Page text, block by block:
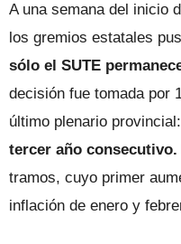
A una semana del inicio
los gremios estatales
sólo el SUTE
decisión fue tomada por
último plenario provincial:
tercer año consecutivo.
tramos, cuyo primer
inflación de enero y